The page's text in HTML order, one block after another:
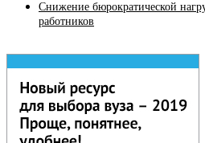
Снижение бюрократической
работников